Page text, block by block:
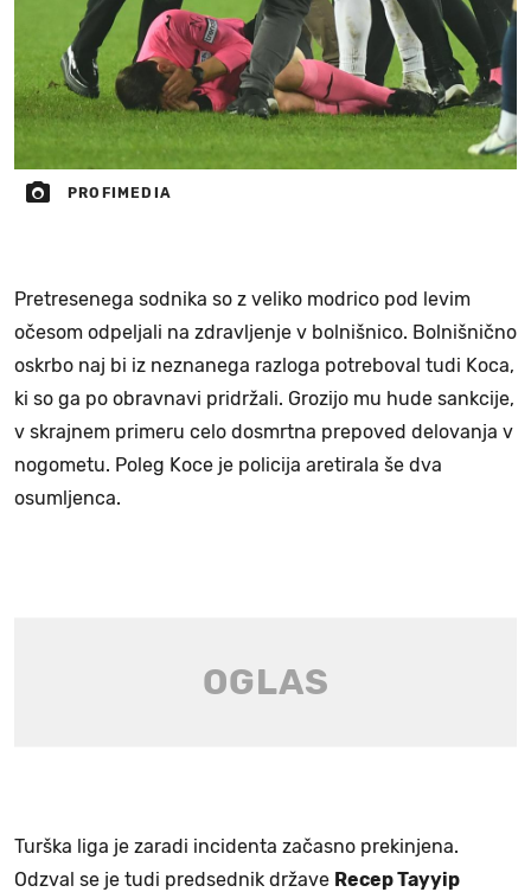
PROFIMEDIA
Pretresenega sodnika so z veliko modrico pod levim
očesom odpeljali na zdravljenje v bolnišnico. Bolnišnično
oskrbo naj bi iz neznanega razloga potreboval tudi Koca,
ki so ga po obravnavi pridržali. Grozijo mu hude sankcije,
v skrajnem primeru celo dosmrtna prepoved delovanja v
nogometu. Poleg Koce je policija aretirala še dva
osumljenca.
Turška liga je zaradi incidenta začasno prekinjena.
Odzval se je tudi predsednik države Recep Tayyip